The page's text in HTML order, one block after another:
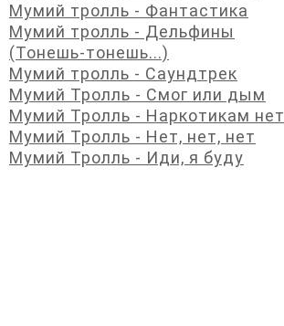
Мумий тролль - Фантастика
Мумий тролль - Дельфины
(Тонешь-тонешь...)
Мумий тролль - Саундтрек
Мумий Тролль - Смог или дым
Мумий Тролль - Наркотикам нет
Мумий Тролль - Нет, нет, нет
Мумий Тролль - Иди, я буду